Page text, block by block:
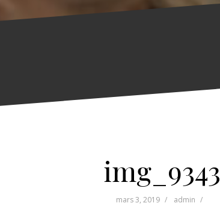
img_9343
mars 3, 2019 admin